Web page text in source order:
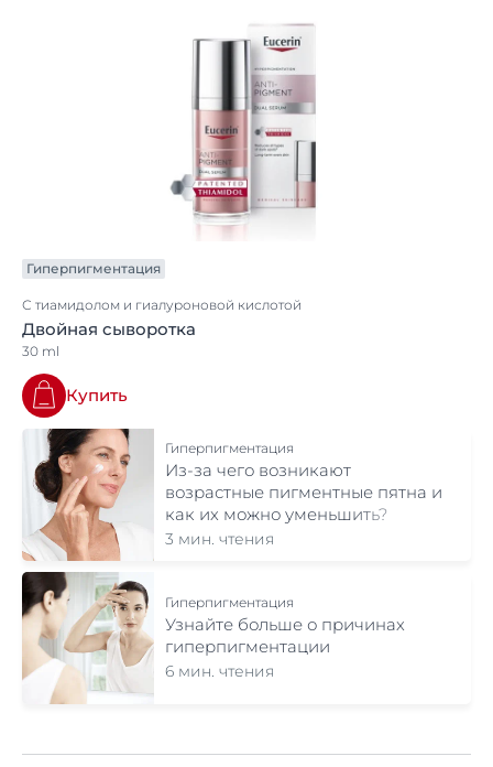
Гиперпигментация
С тиамидолом и гиалуроновой кислотой
Двойная сыворотка
30 ml
Купить
Гиперпигментация
Из-за чего возникают
возрастные пигментные пятна и
как их можно уменьшить?
3 мин. чтения
Гиперпигментация
Узнайте больше о причинах
гиперпигментации
6 мин. чтения